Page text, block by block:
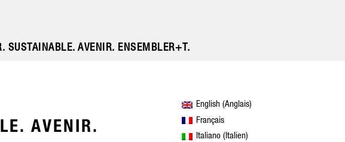
SUSTAINABLE. AVENIR. ENSEMBLER+T.
AVENIR.
English(Anglais)
Français
Italiano(Italien)